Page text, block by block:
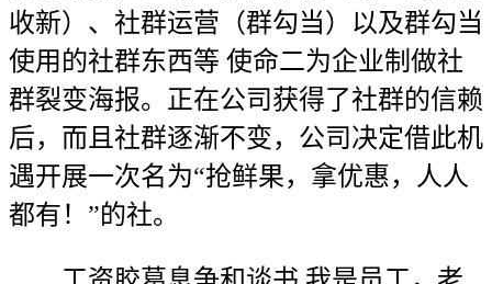
收新）、社群运营（群勾当）以及群勾当
使用的社群东西等 使命二为企业制做社
群裂变海报。正在公司获得了社群的信赖
后，而且社群逐渐不变，公司决定借此机
遇开展一次名为“抢鲜果，拿优惠，人人
都有！”的社。